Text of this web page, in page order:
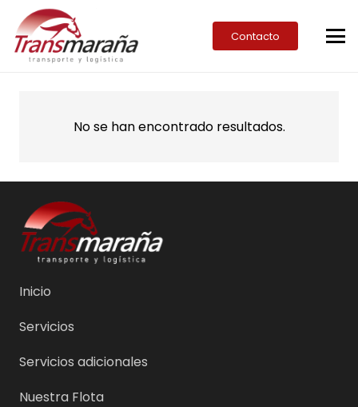
Contacto
No se han encontrado resultados.
Inicio
Servicios
Servicios adicionales
Nuestra Flota